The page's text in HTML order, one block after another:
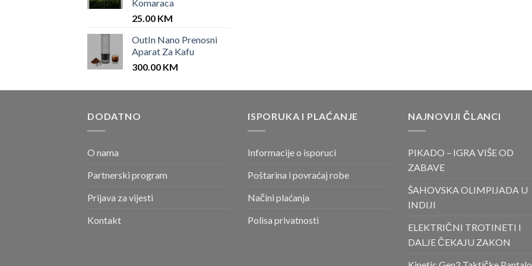
Komaraca
25.00 KM
OutIn Nano Prenosni
Aparat Za Kafu
300.00 KM
DODATNO
O nama
Partnerski program
Prijava za vijesti
Kontakt
ISPORUKA I PLAĆANJE
Informacije o isporuci
Poštarina i povraćaj robe
Načini plaćanja
Polisa privatnosti
NAJNOVIJI ČLANCI
PIKADO – IGRA VIŠE OD
ZABAVE
ŠAHOVSKA OLIMPIJADA U
INDIJI
ELEKTRIČNI TROTINETI I
DALJE ČEKAJU ZAKON